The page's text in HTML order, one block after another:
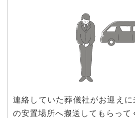
連絡していた葬儀社がお迎え
の安置場所へ搬送してもらって